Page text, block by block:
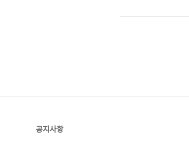
하게 디자인상으로 보호..
공지사항